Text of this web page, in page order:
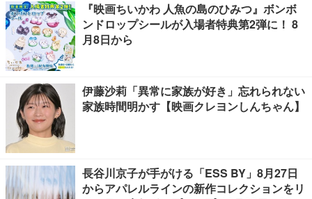
『映画ちいかわ 人魚の島のひみつ』ボンボ
ンドロップシールが入場者特典第2弾に！ 8
月8日から
伊藤沙莉「異常に家族が好き」忘れられない
家族時間明かす【映画クレヨンしんちゃん】
長谷川京子が手がける「ESS BY」8月27日
からアパレルラインの新作コレクションをリ